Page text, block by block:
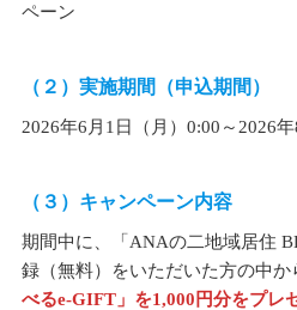
ペーン
（２）実施期間（申込期間）
2026年6月1日（月）0:00～2026
（３）キャンペーン内容
期間中に、「ANAの二地域居住
録（無料）をいただいた方の中か
べるe-GIFT」を1,000円分をプレ